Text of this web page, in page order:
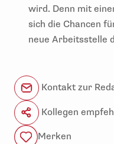
wird. Denn mit
sich die Chancen
neue Arbeitsstelle
Kontakt zur
Kollegen
Merken